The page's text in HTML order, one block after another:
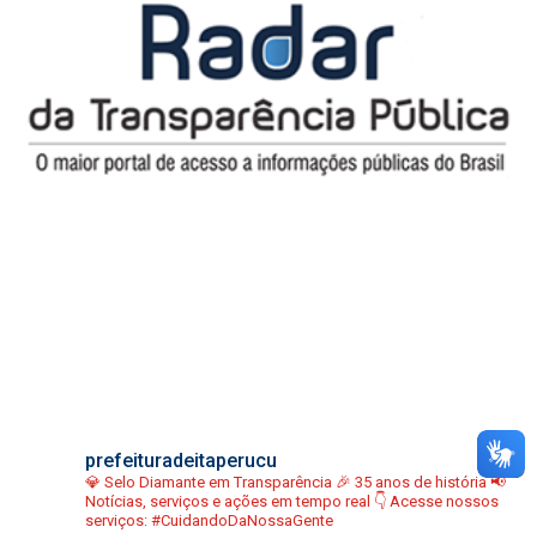
prefeituradeitaperucu
💎 Selo Diamante em Transparência 🎉 35 anos de história📢
Notícias, serviços e ações em tempo real 👇 Acesse nossos
serviços: #CuidandoDaNossaGente